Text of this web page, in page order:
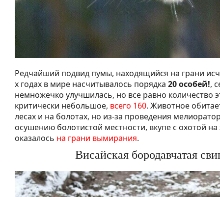
Редчайший подвид пумы, находящийся на грани
х годах в мире насчитывалось порядка 20 особей!,
немножечко улучшилась, но все равно количество
критически небольшое, всего 160. Животное
лесах и на болотах, но из-за проведения
осушению болотистой местности, вкупе с охотой на
оказалось на грани вымирания.
Висайская бородавчатая